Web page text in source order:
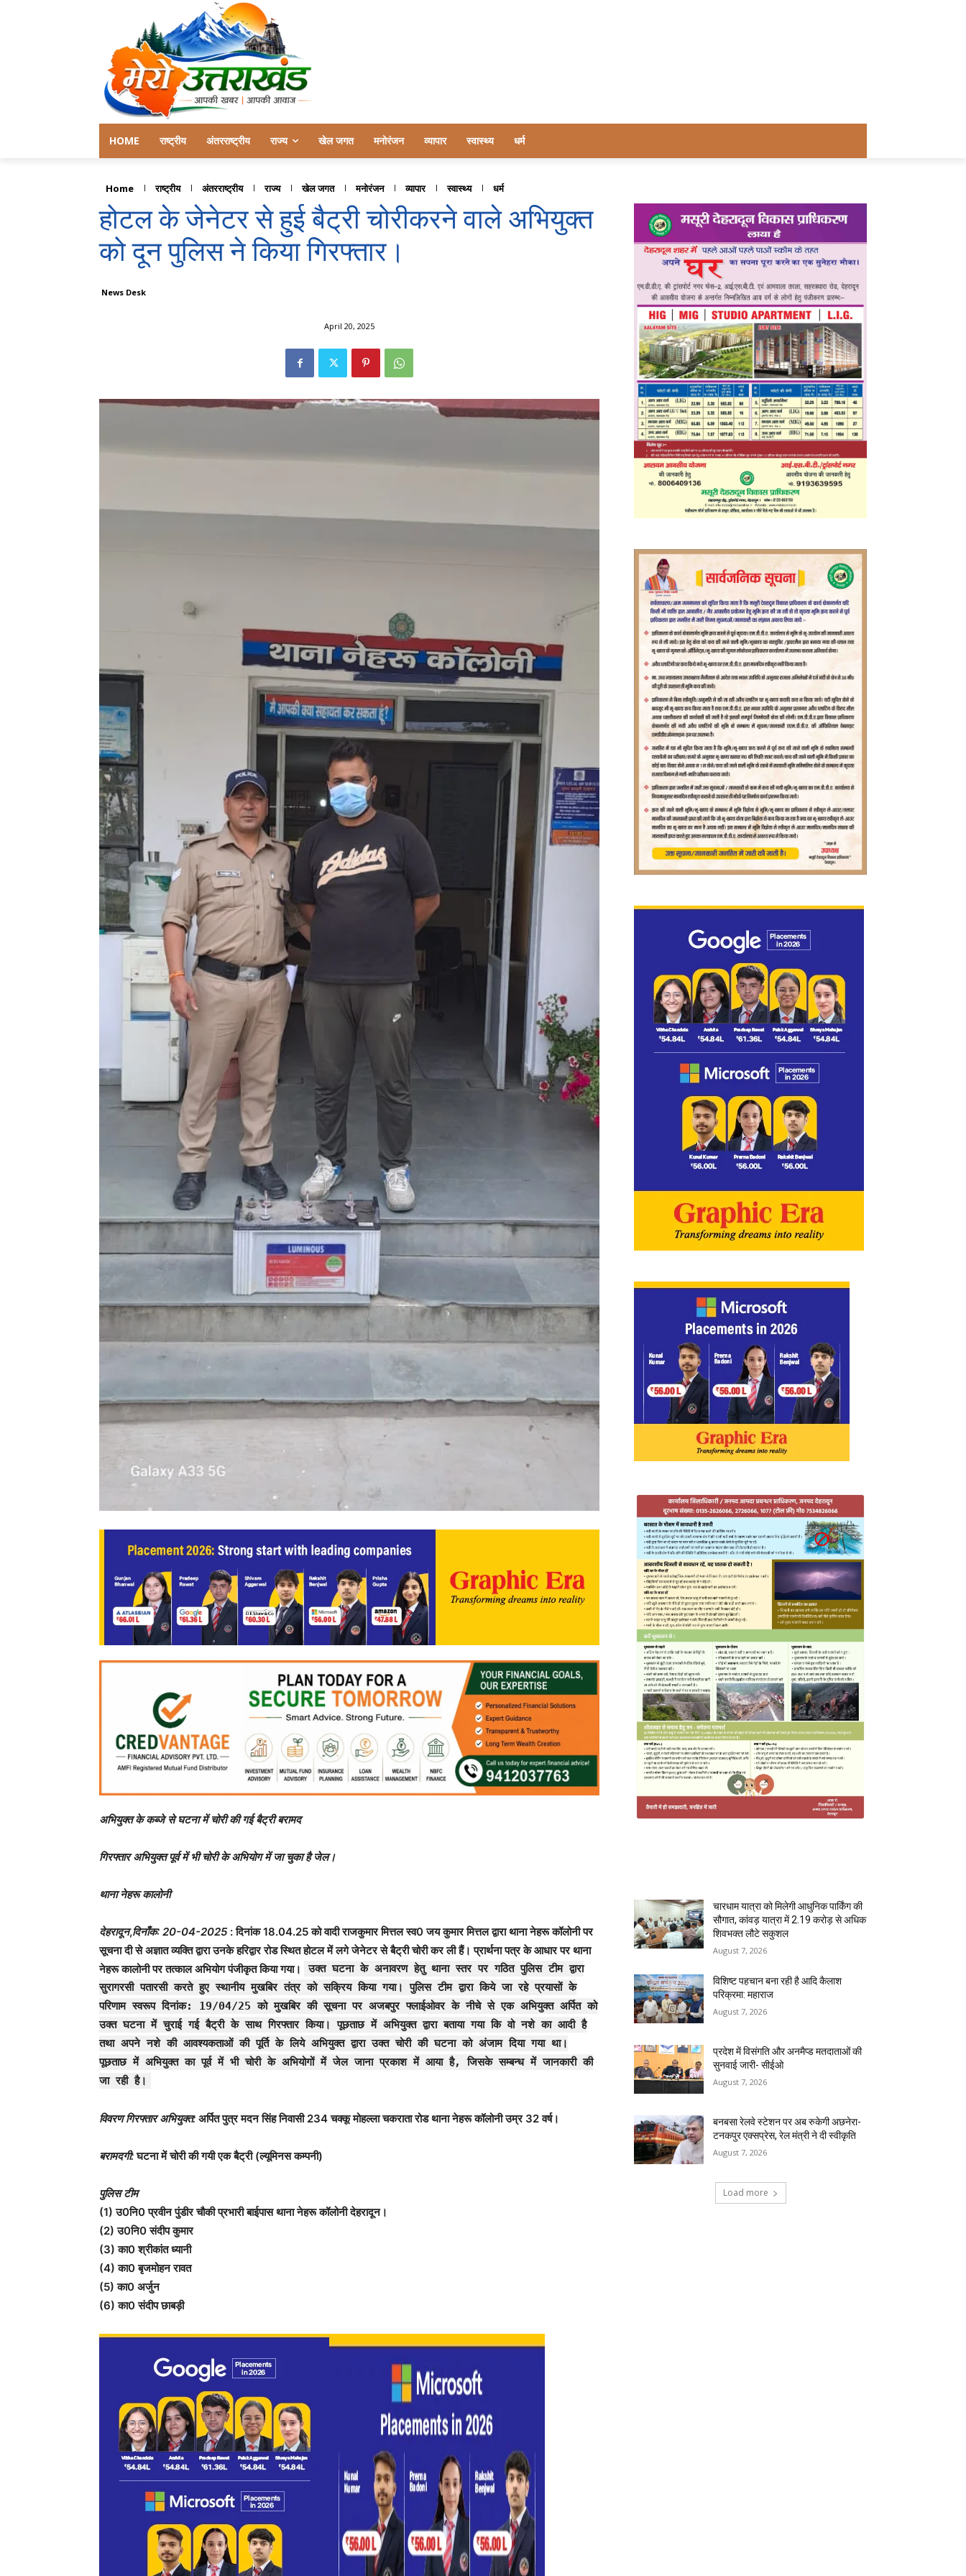
HOME राष्ट्रीय अंतरराष्ट्रीय राज्य खेल जगत मनोरंजन व्यापार स्वास्थ्य धर्म
Home राष्ट्रीय अंतरराष्ट्रीय राज्य खेल जगत मनोरंजन व्यापार स्वास्थ्य धर्म
होटल के जेनेटर से हुई बैट्री चोरीकरने वाले अभियुक्त
को दून पुलिस ने किया गिरफ्तार।
News Desk
April 20, 2025
अभियुक्त के कब्जे से घटना में चोरी की गई बैट्री बरामद
गिरफ्तार अभियुक्त पूर्व में भी चोरी के अभियोग में जा चुका है जेल।
थाना नेहरू कालोनी
देहरादून,दिनाँक: 20-04-2025: दिनांक 18.04.25 को वादी राजकुमार मित्तल स्व0 जय कुमार मित्तल द्वारा थाना नेहरू कॉलोनी पर
सूचना दी से अज्ञात व्यक्ति द्वारा उनके हरिद्वार रोड स्थित होटल में लगे जेनेटर से बैट्री चोरी कर ली हैं। प्रार्थना पत्र के आधार पर थाना
नेहरू कालोनी पर तत्काल अभियोग पंजीकृत किया गया।
उक्त घटना के अनावरण हेतु थाना स्तर पर गठित पुलिस टीम द्वारा
सुरागरसी पतारसी करते हुए स्थानीय मुखबिर तंत्र को सक्रिय किया गया। पुलिस टीम द्वारा किये जा रहे प्रयासों के
परिणाम स्वरूप दिनांक: 19/04/25 को मुखबिर की सूचना पर अजबपुर फ्लाईओवर के नीचे से एक अभियुक्त अर्पित को
उक्त घटना में चुराई गई बैट्री के साथ गिरफ्तार किया। पूछताछ में अभियुक्त द्वारा बताया गया कि वो नशे का आदी है
तथा अपने नशे की आवश्यकताओं की पूर्ति के लिये अभियुक्त द्वारा उक्त चोरी की घटना को अंजाम दिया गया था।
पूछताछ में अभियुक्त का पूर्व में भी चोरी के अभियोगों में जेल जाना प्रकाश में आया है, जिसके सम्बन्ध में जानकारी की
जा रही है।
विवरण गिरफ्तार अभियुक्त: अर्पित पुत्र मदन सिंह निवासी 234 चक्कू मोहल्ला चकराता रोड थाना नेहरू कॉलोनी उम्र 32 वर्ष।
बरामदगी:घटना में चोरी की गयी एक बैट्री (ल्यूमिनस कम्पनी)
पुलिस टीम
(1) उ0नि0 प्रवीन पुंडीर चौकी प्रभारी बाईपास थाना नेहरू कॉलोनी देहरादून।
(2) उ0नि0 संदीप कुमार
(3) का0 श्रीकांत ध्यानी
(4) का0 बृजमोहन रावत
(5) का0 अर्जुन
(6) का0 संदीप छाबड़ी
चारधाम यात्रा को मिलेगी आधुनिक पार्किंग की
सौगात, कांवड़ यात्रा में 2.19 करोड़ से अधिक
शिवभक्त लौटे सकुशल
August 7, 2026
विशिष्ट पहचान बना रही है आदि कैलाश
परिक्रमा: महाराज
August 7, 2026
प्रदेश में विसंगति और अनमैप्ड मतदाताओं की
सुनवाई जारी- सीईओ
August 7, 2026
बनबसा रेलवे स्टेशन पर अब रुकेगी अछनेरा-
टनकपुर एक्सप्रेस, रेल मंत्री ने दी स्वीकृति
August 7, 2026
Load more